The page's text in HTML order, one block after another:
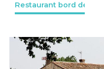
Restaurant bord de l'eau